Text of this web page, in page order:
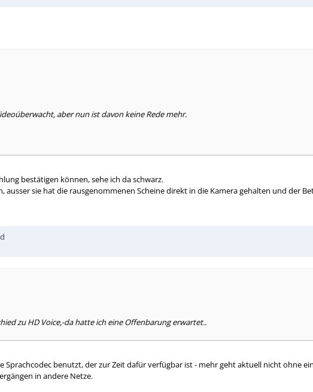
aber nun ist davon keine Rede mehr.
bestätigen können, sehe ich da schwarz.
ausser sie hat die rausgenommenen Scheine direkt in die Kamera gehalten und der
zu HD Voice,-da hatte ich eine Offenbarung erwartet..
Sprachcodec benutzt, der zur Zeit dafür verfügbar ist - mehr geht aktuell nicht ohne
in andere Netze.